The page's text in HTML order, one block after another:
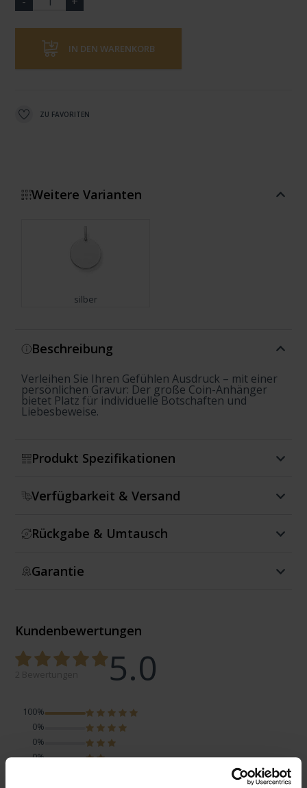
IN DEN WARENKORB
ZU FAVORITEN
Weitere Varianten
silber
Beschreibung
Verleihen Sie Ihren Gefühlen Ausdruck – mit einer
persönlichen Gravur: Der große Coin-Anhänger
bietet Platz für individuelle Botschaften und
Liebesbeweise.
Produkt Spezifikationen
Verfügbarkeit & Versand
Rückgabe & Umtausch
Garantie
Kundenbewertungen
5.0
100%
0%
0%
0%